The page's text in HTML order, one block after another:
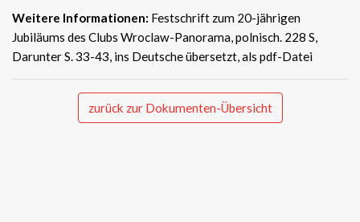
Weitere Informationen: Festschrift zum 20-jährigen
Jubiläums des Clubs Wroclaw-Panorama, polnisch. 228 S,
Darunter S. 33-43, ins Deutsche übersetzt, als pdf-Datei
zurück zur Dokumenten-Übersicht